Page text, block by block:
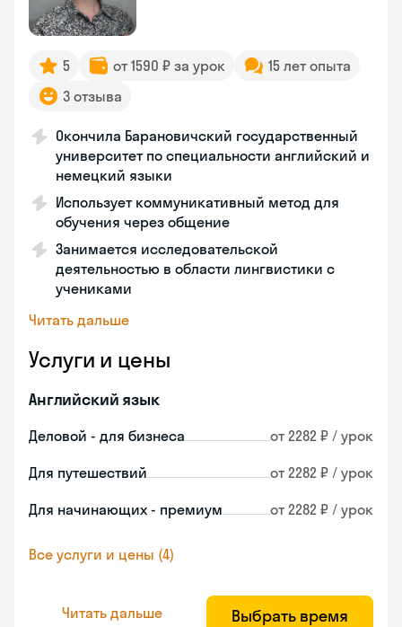
5 от 1590 ₽ за урок
15 лет опыта
3 отзыва
Окончила Барановичский государственный
университет по специальности английский и
немецкий языки
Использует коммуникативный метод для
обучения через общение
Занимается исследовательской
деятельностью в области лингвистики с
учениками
Читать дальше
Услуги и цены
Английский язык
Деловой - для бизнеса от 2282 ₽ / урок
Для путешествий от 2282 ₽ / урок
Для начинающих - премиум от 2282 ₽ / урок
Все услуги и цены (4)
Читать дальше Выбрать время